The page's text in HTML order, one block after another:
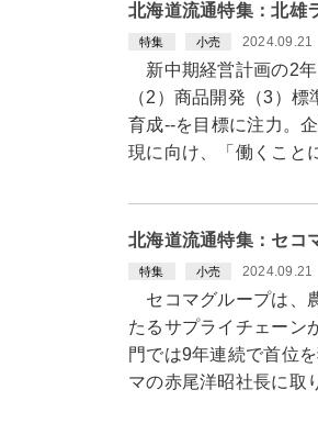
北海道流通特集：北
特集 小売 2024.09.21
新中期経営計画の2年
（2）商品開発（3）
育成--を目標に注力。
現に向け、「働くこと
北海道流通特集：セ
特集 小売 2024.09.21
セコマグループは、
たるサプライチェーン
門では9年連続で首位
マの赤尾洋昭社長に取